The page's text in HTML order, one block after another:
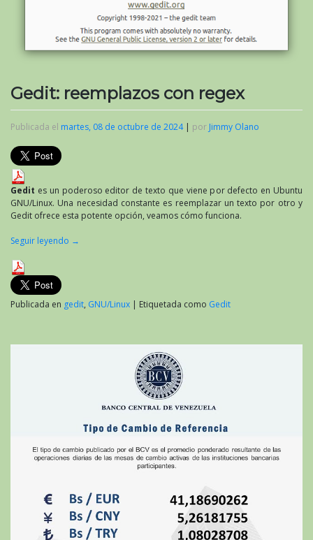
Gedit: reemplazos con regex
Publicada el martes, 08 de octubre de 2024| por Jimmy Olano
Gedit es un poderoso editor de texto que viene por defecto en Ubuntu
GNU/Linux. Una necesidad constante es reemplazar un texto por otro y
Gedit ofrece esta potente opción, veamos cómo funciona.
Seguir leyendo →
Publicada en gedit, GNU/Linux | Etiquetada como Gedit